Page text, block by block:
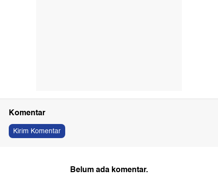
Komentar
Kirim Komentar
Belum ada komentar.